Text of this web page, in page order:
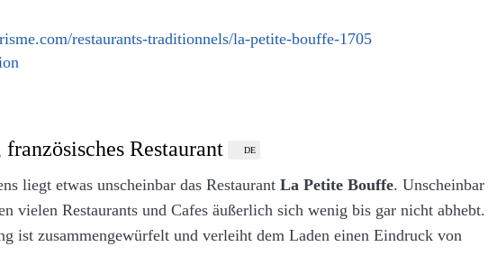
- Lammkotelett mit Kartoffelecken (Eigenes Werk. Lizenz: CC-BY-
nicht am hervorragendem Lammkotelett samt Beilage und Kartoffelecken
den gibt es noch sehr leckere Nachspeisen.
restaurants-traditionnels/la-petite-bouffe-1705
Restaurant DE
liegt etwas unscheinbar das Restaurant La Petite Bouffe. Unscheinbar
vielen Restaurants und Cafes äußerlich sich wenig bis gar nicht abhebt.
ist zusammengewürfelt und verleiht dem Laden einen Eindruck von